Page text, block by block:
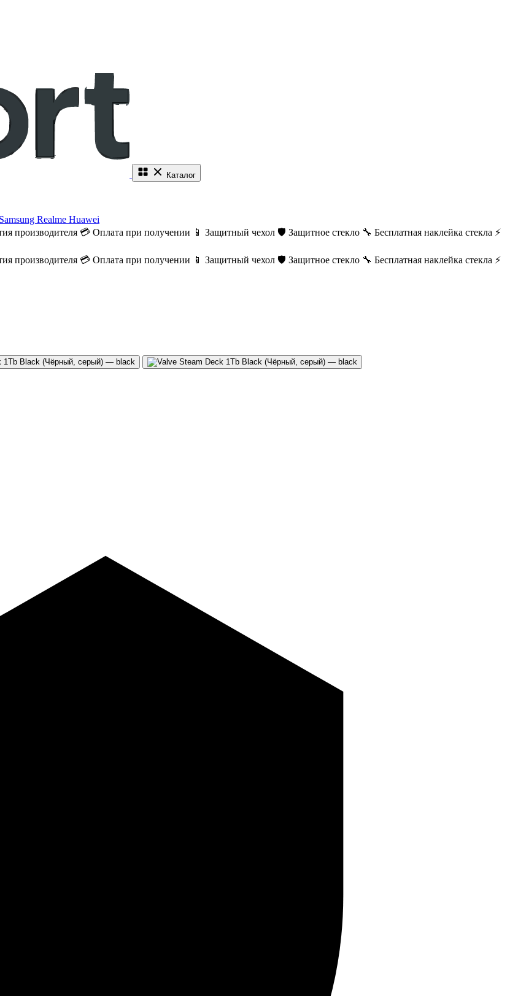
Каталог
Samsung Realme Huawei
производителя 💳 Оплата при получении 📱 Защитный чехол 🛡️ Защитное стекло 🔧 Бесплатная наклейка стекла ⚡
производителя 💳 Оплата при получении 📱 Защитный чехол 🛡️ Защитное стекло 🔧 Бесплатная наклейка стекла ⚡